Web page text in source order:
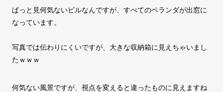
FAX注文
ぱっと見何気ないビルなんですが、すべてのベランダが出窓に
なっています。
写真では伝わりにくいですが、大きな収納箱に見えちゃいまし
たｗｗｗ
何気ない風景ですが、視点を変えると違ったものに見えますね